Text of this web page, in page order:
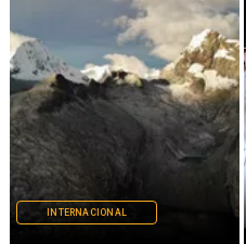
INTERNACIONAL